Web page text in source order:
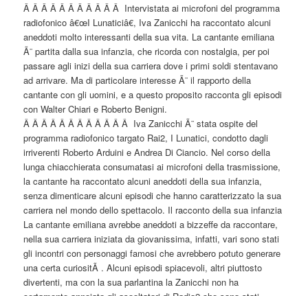
Â Â Â Â Â Â Â Â Â Â Â Intervistata ai microfoni del programma
radiofonico â€œI Lunaticiâ€, Iva Zanicchi ha raccontato alcuni
aneddoti molto interessanti della sua vita. La cantante emiliana
Ã¨ partita dalla sua infanzia, che ricorda con nostalgia, per poi
passare agli inizi della sua carriera dove i primi soldi stentavano
ad arrivare. Ma di particolare interesse Ã¨ il rapporto della
cantante con gli uomini, e a questo proposito racconta gli episodi
con Walter Chiari e Roberto Benigni.
Â Â Â Â Â Â Â Â Â Â Â Â Iva Zanicchi Ã¨ stata ospite del
programma radiofonico targato Rai2, I Lunatici, condotto dagli
irriverenti Roberto Arduini e Andrea Di Ciancio. Nel corso della
lunga chiacchierata consumatasi ai microfoni della trasmissione,
la cantante ha raccontato alcuni aneddoti della sua infanzia,
senza dimenticare alcuni episodi che hanno caratterizzato la sua
carriera nel mondo dello spettacolo. Il racconto della sua infanzia
La cantante emiliana avrebbe aneddoti a bizzeffe da raccontare,
nella sua carriera iniziata da giovanissima, infatti, vari sono stati
gli incontri con personaggi famosi che avrebbero potuto generare
una certa curiositÃ . Alcuni episodi spiacevoli, altri piuttosto
divertenti, ma con la sua parlantina la Zanicchi non ha